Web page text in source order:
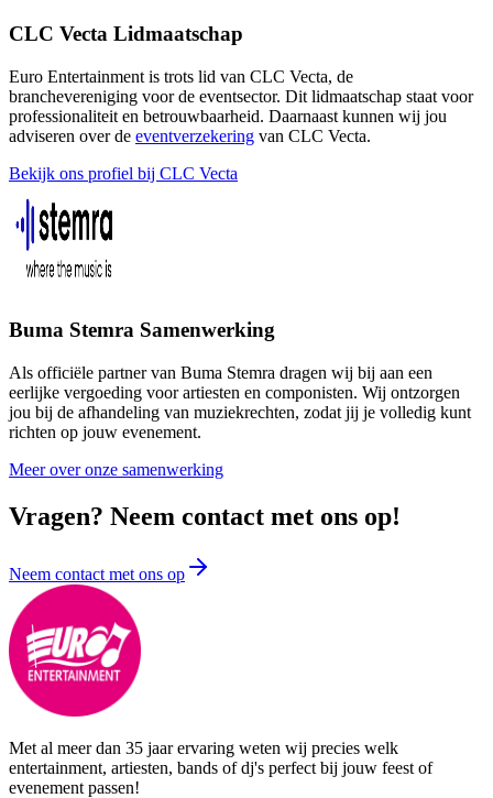
CLC Vecta Lidmaatschap
Euro Entertainment is trots lid van CLC Vecta, de
branchevereniging voor de eventsector. Dit lidmaatschap staat voor
professionaliteit en betrouwbaarheid. Daarnaast kunnen wij jou
adviseren over de eventverzekering van CLC Vecta.
Bekijk ons profiel bij CLC Vecta
Buma Stemra Samenwerking
Als officiële partner van Buma Stemra dragen wij bij aan een
eerlijke vergoeding voor artiesten en componisten. Wij ontzorgen
jou bij de afhandeling van muziekrechten, zodat jij je volledig kunt
richten op jouw evenement.
Meer over onze samenwerking
Vragen? Neem contact met ons op!
Neem contact met ons op
Met al meer dan 35 jaar ervaring weten wij precies welk
entertainment, artiesten, bands of dj's perfect bij jouw feest of
evenement passen!